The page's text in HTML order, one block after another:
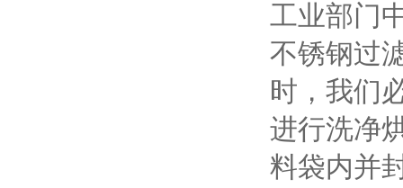
工业部门
不锈钢过
时，我们
进行洗净
料袋内并